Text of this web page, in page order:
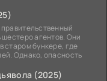
агентов. Они
старом бункере, где
Однако, опасность
(2025)